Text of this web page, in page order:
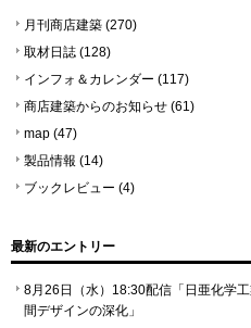
月刊商店建築 (270)
取材日誌 (128)
インフォ＆カレンダー (117)
商店建築からのお知らせ (61)
map (47)
製品情報 (14)
ブックレビュー (4)
最新のエントリー
8月26日（水）18:30配信「日亜化学
間デザインの深化」